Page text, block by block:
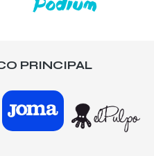
PRINCIPAL